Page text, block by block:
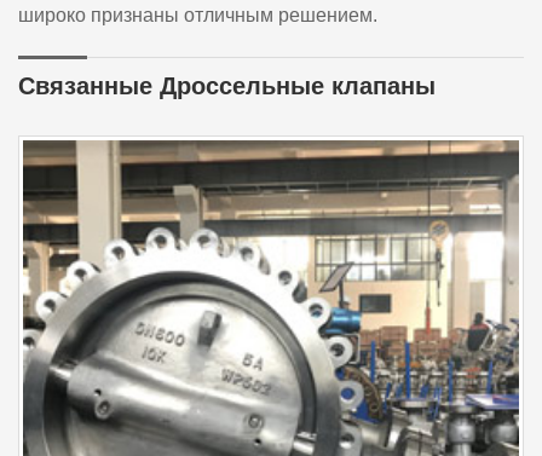
широко признаны отличным решением.
Связанные Дроссельные клапаны